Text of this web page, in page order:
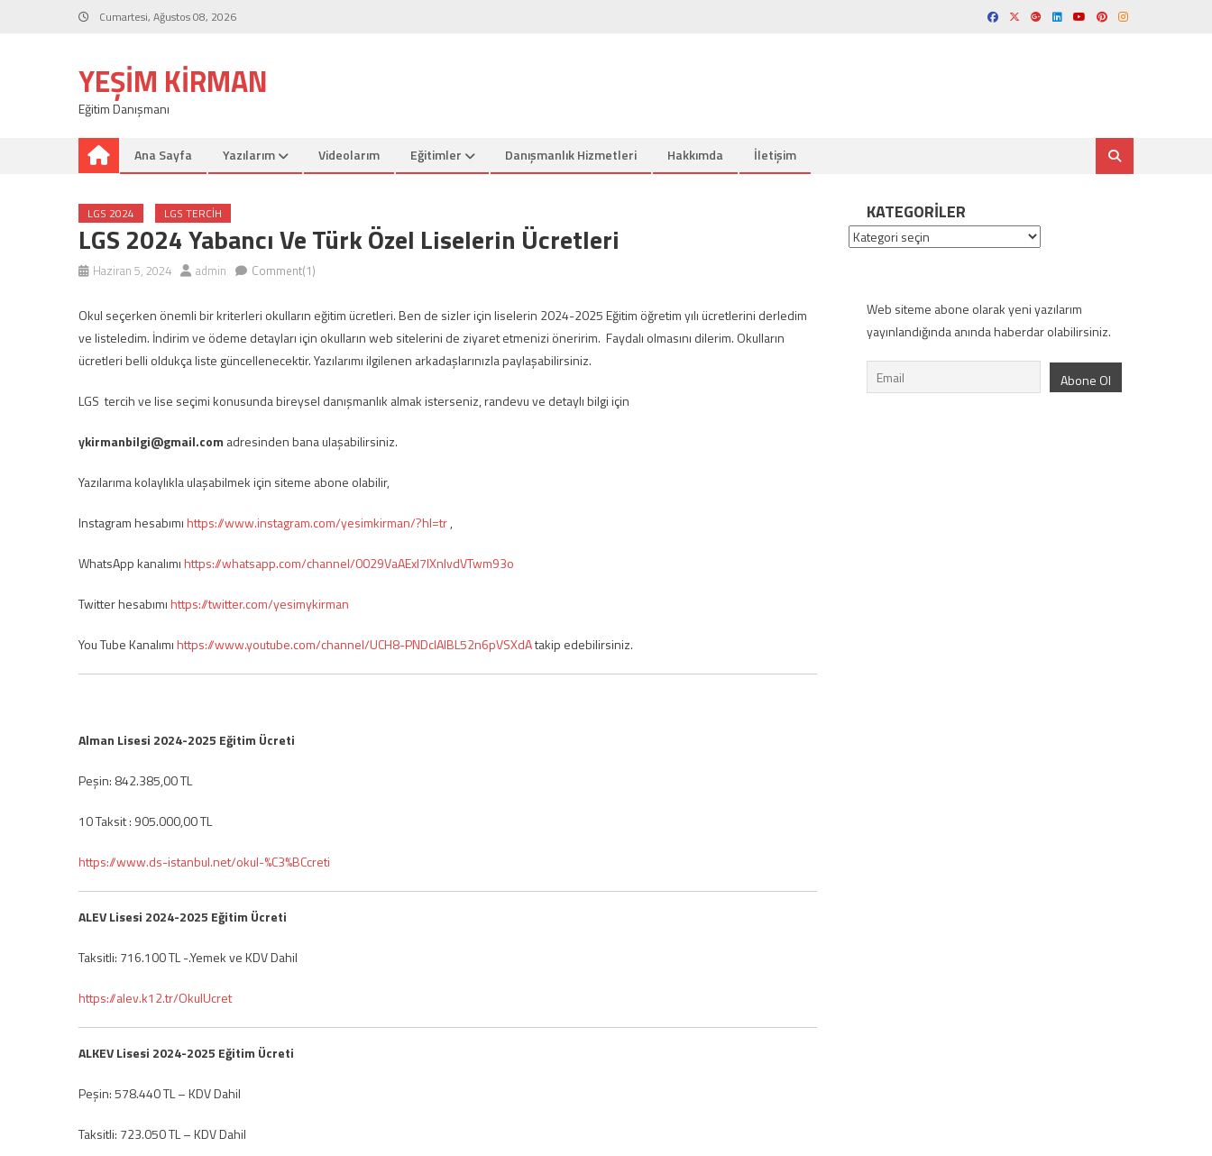
Cumartesi, Ağustos 08, 2026
YEŞIM KIRMAN
Eğitim Danışmanı
Ana Sayfa Yazılarım Videolarım Eğitimler Danışmanlık Hizmetleri Hakkımda İletişim
LGS 2024 LGS TERCIH
LGS 2024 Yabancı Ve Türk Özel Liselerin Ücretleri
Haziran 5, 2024 admin Comment(1)
Okul seçerken önemli bir kriterleri okulların eğitim ücretleri. Ben de sizler için liselerin 2024-2025 Eğitim öğretim yılı ücretlerini derledim
ve listeledim. İndirim ve ödeme detayları için okulların web sitelerini de ziyaret etmenizi öneririm. Faydalı olmasını dilerim. Okulların
ücretleri belli oldukça liste güncellenecektir. Yazılarımı ilgilenen arkadaşlarınızla paylaşabilirsiniz.
LGS tercih ve lise seçimi konusunda bireysel danışmanlık almak isterseniz, randevu ve detaylı bilgi için
ykirmanbilgi@gmail.com adresinden bana ulaşabilirsiniz.
Yazılarıma kolaylıkla ulaşabilmek için siteme abone olabilir,
Instagram hesabımıhttps://www.instagram.com/yesimkirman/?hl=tr,
WhatsApp kanalımıhttps://whatsapp.com/channel/0029VaAExI7IXnlvdVTwm93o
Twitter hesabımıhttps://twitter.com/yesimykirman
You Tube Kanalımıhttps://www.youtube.com/channel/UCH8-PNDcIAlBL52n6pVSXdAtakip edebilirsiniz.
Alman Lisesi 2024-2025 Eğitim Ücreti
Peşin: 842.385,00 TL
10 Taksit : 905.000,00 TL
https://www.ds-istanbul.net/okul-%C3%BCcreti
ALEV Lisesi 2024-2025 Eğitim Ücreti
Taksitli: 716.100 TL -.Yemek ve KDV Dahil
https://alev.k12.tr/OkulUcret
ALKEV Lisesi 2024-2025 Eğitim Ücreti
Peşin: 578.440 TL – KDV Dahil
Taksitli: 723.050 TL – KDV Dahil
KATEGORILER
Kategoriler
Web siteme abone olarak yeni yazılarım
yayınlandığında anında haberdar olabilirsiniz.